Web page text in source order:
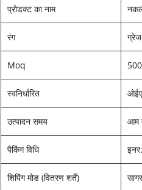
प्रोडक्ट का नाम
रंग
Moq
स्वनिर्धारित
उत्पादन समय आम
पैकिंग विधि
शिपिंग मोड (वितरण शर्तें)